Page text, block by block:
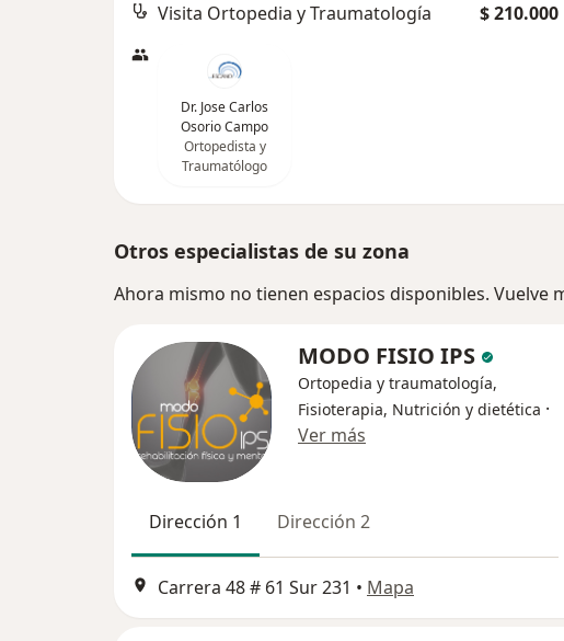
Visita Ortopedia y Traumatología
$ 210.000
Dr. Jose Carlos
Osorio Campo
Ortopedista y
Traumatólogo
Otros especialistas de su zona
Ahora mismo no tienen espacios disponibles. Vuelve
MODO FISIO IPS
Ortopedia y traumatología,
Fisioterapia, Nutrición y dietética ·
Ver más
Dirección 1 Dirección 2
Carrera 48 # 61 Sur 231 • Mapa